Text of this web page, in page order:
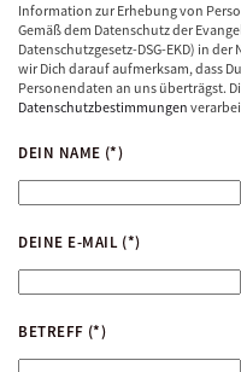
Information zur Erhebung von
Gemäß dem Datenschutz der
Datenschutzgesetz-DSG-EKD) in
wir Dich darauf aufmerksam, dass
Personendaten an uns überträgst.
Datenschutzbestimmungen
DEIN NAME (*)
DEINE E-MAIL (*)
BETREFF (*)